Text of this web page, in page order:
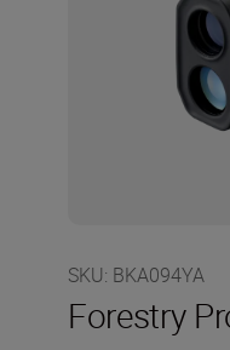
SKU: BKA094YA
Forestry